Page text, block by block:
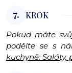
7. KROK
Pokud máte
podělte se s
kuchyně: Saláty,